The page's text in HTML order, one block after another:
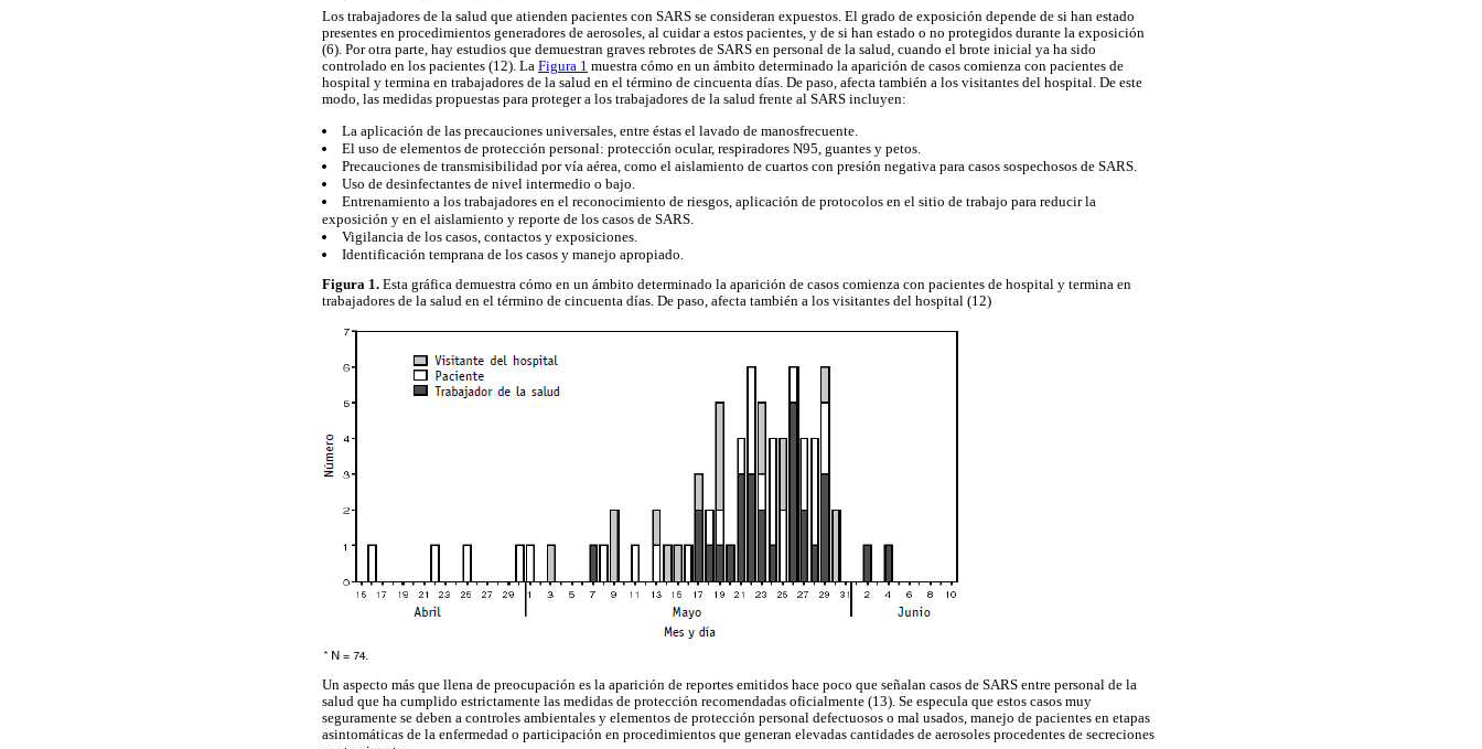
Los trabajadores de la salud que atienden pacientes con SARS se consideran expuestos. El grado de exposición depende de si han estado
presentes en procedimientos generadores de aerosoles, al cuidar a estos pacientes, y de si han estado o no protegidos durante la exposición
(6). Por otra parte, hay estudios que demuestran graves rebrotes de SARS en personal de la salud, cuando el brote inicial ya ha sido
controlado en los pacientes (12). La Figura 1 muestra cómo en un ámbito determinado la aparición de casos comienza con pacientes de
hospital y termina en trabajadores de la salud en el término de cincuenta días. De paso, afecta también a los visitantes del hospital. De este
modo, las medidas propuestas para proteger a los trabajadores de la salud frente al SARS incluyen:
La aplicación de las precauciones universales, entre éstas el lavado de manosfrecuente.
El uso de elementos de protección personal: protección ocular, respiradores N95, guantes y petos.
Precauciones de transmisibilidad por vía aérea, como el aislamiento de cuartos con presión negativa para casos sospechosos de SARS.
Uso de desinfectantes de nivel intermedio o bajo.
Entrenamiento a los trabajadores en el reconocimiento de riesgos, aplicación de protocolos en el sitio de trabajo para reducir la
exposición y en el aislamiento y reporte de los casos de SARS.
Vigilancia de los casos, contactos y exposiciones.
Identificación temprana de los casos y manejo apropiado.
Figura 1. Esta gráfica demuestra cómo en un ámbito determinado la aparición de casos comienza con pacientes de hospital y termina en
trabajadores de la salud en el término de cincuenta días. De paso, afecta también a los visitantes del hospital (12)
Un aspecto más que llena de preocupación es la aparición de reportes emitidos hace poco que señalan casos de SARS entre personal de la
salud que ha cumplido estrictamente las medidas de protección recomendadas oficialmente (13). Se especula que estos casos muy
seguramente se deben a controles ambientales y elementos de protección personal defectuosos o mal usados, manejo de pacientes en etapas
asintomáticas de la enfermedad o participación en procedimientos que generan elevadas cantidades de aerosoles procedentes de secreciones